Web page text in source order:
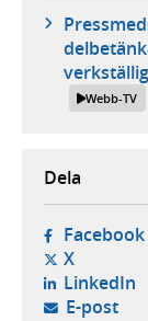
Webb-TV
Dela
Facebook
X-
LinkedIn-
E-post-